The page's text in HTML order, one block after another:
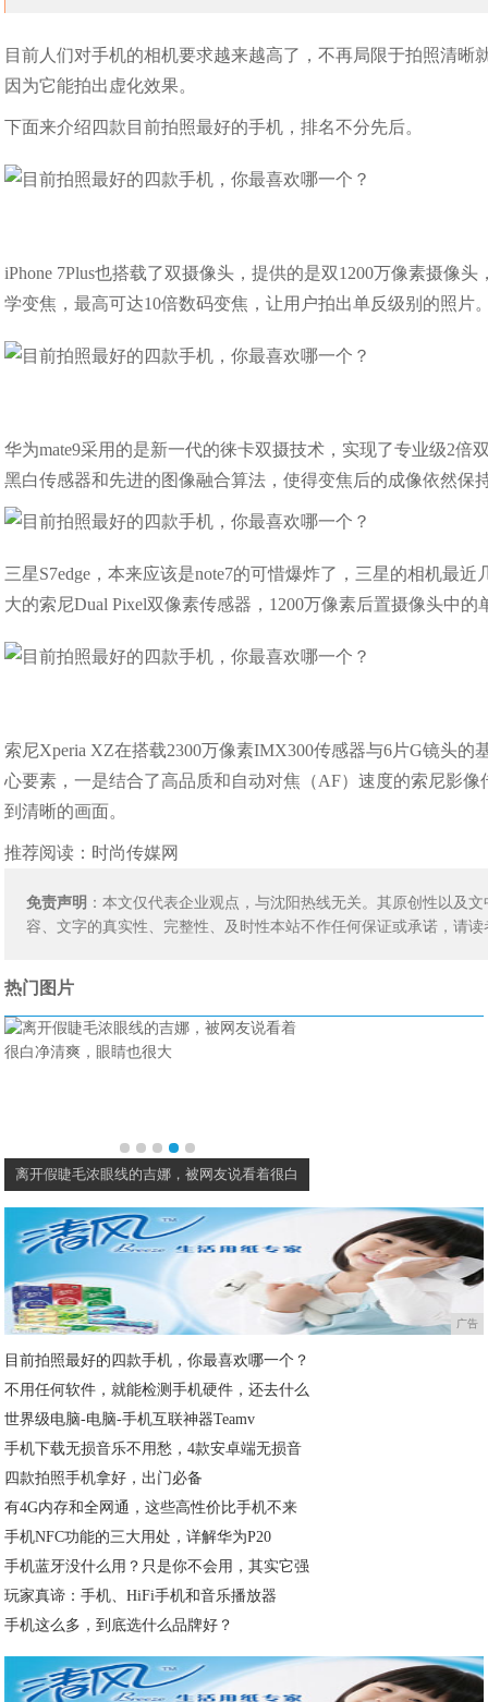
目前人们对手机的相机要求越来越高了，不再局限于拍照清
因为它能拍出虚化效果。
下面来介绍四款目前拍照最好的手机，排名不分先后。
iPhone 7Plus也搭载了双摄像头，提供的是双1200万像素摄像
学变焦，最高可达10倍数码变焦，让用户拍出单反级别的照片
华为mate9采用的是新一代的徕卡双摄技术，实现了专业级2倍
黑白传感器和先进的图像融合算法，使得变焦后的成像依然保
三星S7edge，本来应该是note7的可惜爆炸了，三星的相机最
大的索尼Dual Pixel双像素传感器，1200万像素后置摄像头中
索尼Xperia XZ在搭载2300万像素IMX300传感器与6片G镜头
心要素，一是结合了高品质和自动对焦（AF）速度的索尼影
到清晰的画面。
推荐阅读： 时尚传媒网
免责声明 ：本文仅代表企业观点，与沈阳热线无关。其原创性以及
容、文字的真实性、完整性、及时性本站不作任何保证或承诺，请
热门图片
离开假睫毛浓眼线的吉娜，被网友说看着很白
广告
目前拍照最好的四款手机，你最喜欢哪一个？
不用任何软件，就能检测手机硬件，还去什么
世界级电脑-电脑-手机互联神器Teamv
手机下载无损音乐不用愁，4款安卓端无损音
四款拍照手机拿好，出门必备
有4G内存和全网通，这些高性价比手机不来
手机NFC功能的三大用处，详解华为P20
手机蓝牙没什么用？只是你不会用，其实它强
玩家真谛：手机、HiFi手机和音乐播放器
手机这么多，到底选什么品牌好？